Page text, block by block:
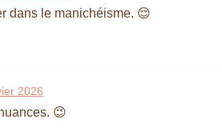
dans le manichéisme. 😌
2026
😉